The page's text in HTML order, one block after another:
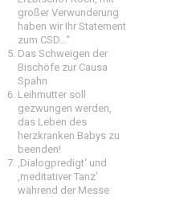
großer Verwunderung
haben wir Ihr Statement
zum CSD…“
Das Schweigen der
Bischöfe zur Causa
Spahn
Leihmutter soll
gezwungen werden,
das Leben des
herzkranken Babys zu
beenden!
‚Dialogpredigt‘ und
‚meditativer Tanz’
während der Messe